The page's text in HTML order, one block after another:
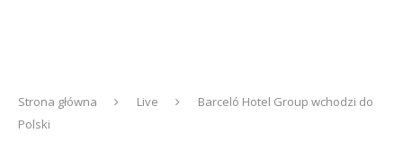
Strona główna Live
Barceló Hotel Group wchodzi do
Polski